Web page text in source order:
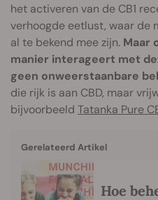
het activeren van de CB1
verhoogde eetlust, waar de
al te bekend mee zijn. Maar
manier interageert met
geen onweerstaanbare
die rijk is aan CBD, maar
bijvoorbeeld Tatanka Pure
Gerelateerd Artikel
Hoe